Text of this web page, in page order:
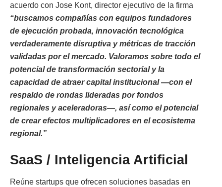
acuerdo con Jose Kont, director ejecutivo de la firma
“buscamos compañías con equipos fundadores
de ejecución probada, innovación tecnológica
verdaderamente disruptiva y métricas de tracción
validadas por el mercado. Valoramos sobre todo el
potencial de transformación sectorial y la
capacidad de atraer capital institucional —con el
respaldo de rondas lideradas por fondos
regionales y aceleradoras—, así como el potencial
de crear efectos multiplicadores en el ecosistema
regional.”
SaaS / Inteligencia Artificial
Reúne startups que ofrecen soluciones basadas en